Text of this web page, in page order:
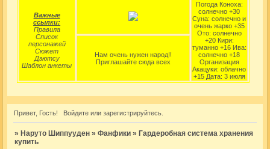
Важные
ссылки:
Правила
Список
персонажей
Сюжет
Дзютсу
Шаблон анкеты
Погода Коноха:
солнечно +30
Суна: солнечно и
очень жарко +35
Ото: солнечно
+20 Кири:
туманно +16 Ива:
солнечно +18
Организация
Акацуки: облачно
+15 Дата: 3 июля
Нам очень нужен народ!!
Приглашайте сюда всех
Привет, Гость! Войдитеили зарегистрируйтесь.
» Наруто Шиппууден »Фанфики » Гардеробная система хранения
купить